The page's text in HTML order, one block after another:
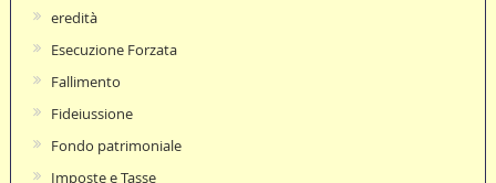
eredità
Esecuzione Forzata
Fallimento
Fideiussione
Fondo patrimoniale
Imposte e Tasse